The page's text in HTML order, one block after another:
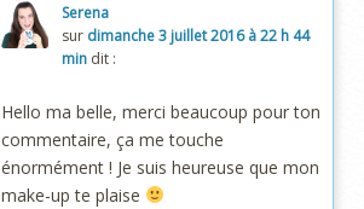
Serena
sur dimanche 3 juillet 2016 à 22 h 44
min dit :
Hello ma belle, merci beaucoup pour ton
commentaire, ça me touche
énormément ! Je suis heureuse que mon
make-up te plaise